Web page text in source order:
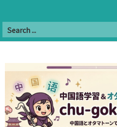
RSS Feedly